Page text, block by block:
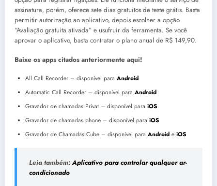
assinatura, porém, oferece sete dias gratuitos de teste grátis. Basta
permitir autorização ao aplicativo, depois escolher a opção
“Avaliação gratuita ativada” e usufruir da ferramenta. Se você
aprovar o aplicativo, basta contratar o plano anual de R$ 149,90.
Baixe os apps citados anteriormente aqui!
All Call Recorder – disponível para Android
Automatic Call Recorder – disponível para Android
Gravador de chamadas Privat – disponível para iOS
Gravador de chamadas phone – disponível para iOS
Gravador de Chamadas Cube – disponível para Android e iOS
Leia também:Aplicativo para controlar qualquer ar-
condicionado